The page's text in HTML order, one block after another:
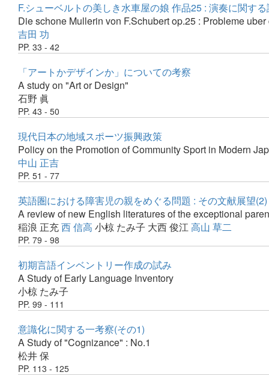
F.シューベルトの美しき水車屋の娘 作品25 : 演奏に関す
Die schone Mullerin von F.Schubert op.25 : Probleme
吉田 功
PP. 33 - 42
「アートかデザインか」についての考察
A study on "Art or Design"
石野 眞
PP. 43 - 50
現代日本の地域スポーツ振興政策
Policy on the Promotion of Community Sport in Modern
中山 正吉
PP. 51 - 77
英語圏における障害児の親をめぐる問題 : その文献展望(2)
A review of new English literatures of the exceptional
稲浪 正充西 信高 小椋 たみ子 大西 俊江高山 草二
PP. 79 - 98
初期言語インベントリー作成の試み
A Study of Early Language Inventory
小椋 たみ子
PP. 99 - 111
意識化に関する一考察(その1)
A Study of "Cognizance" : No.1
松井 保
PP. 113 - 125